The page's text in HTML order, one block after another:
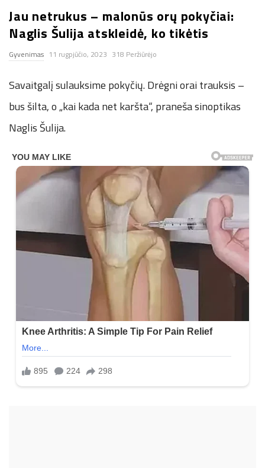
n
.
n
e
t
Jau netrukus – malonūs orų pokyčiai:
Naglis Šulija atskleidė, ko tikėtis
Gyvenimas 11 rugpjūčio, 2023 318 Peržiūrėjo
Savaitgalį sulauksime pokyčių. Drėgni orai trauksis –
bus šilta, o „kai kada net karšta“, praneša sinoptikas
Naglis Šulija.